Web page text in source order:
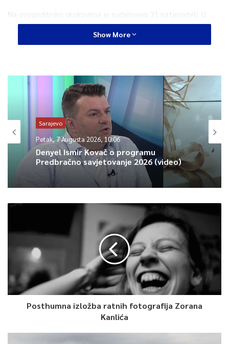
Na ovogodišnjim skokovima je sudjelovao 31 natjecatelj. U
skokovima na noge borilo se 14 skakača, a u skokovima na
glavu borilo se 17 za titulu najbolje laste.
budnim okom stručnog ocjenjivačkog suda u sastavu: Alica
Jakirović (predsjednik), Samir Zukanović – Lilo, Haris Škoro,
Haris Šiširak i Branko Bogičević.
Koordinatori na mostu su bili Vedran Ugljen i Đani Jakirović, koji
je ujedno autor skulpture koja će se uručiti pobjednicima.
Ocjenjivao se prilaz skakaonici, let, upad u vodu i štrap.
0
Article Rating
Show More
Sarajevo
Petak, 7 Augusta 2026, 10:06
Denyel Ismir Kovač o programu
Predbračno savjetovanje 2026 (video)
Posthumna izložba ratnih fotografija Zorana
Kanlića